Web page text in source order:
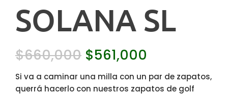
SOLANA SL
$660,000 $561,000
Si va a caminar una milla con un par de zapatos,
querrá hacerlo con nuestros zapatos de golf